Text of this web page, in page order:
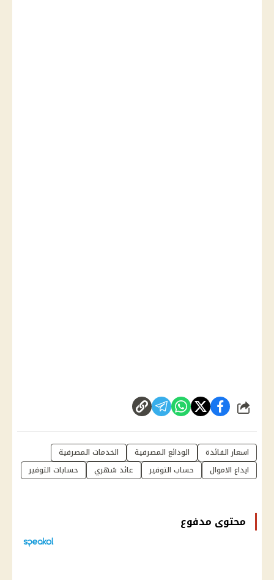
شارك
اسعار الفائدة الودائع المصرفية
الخدمات المصرفية
ايداع الاموال
حساب التوفير عائد شهري حسابات التوفير
محتوى مدفوع